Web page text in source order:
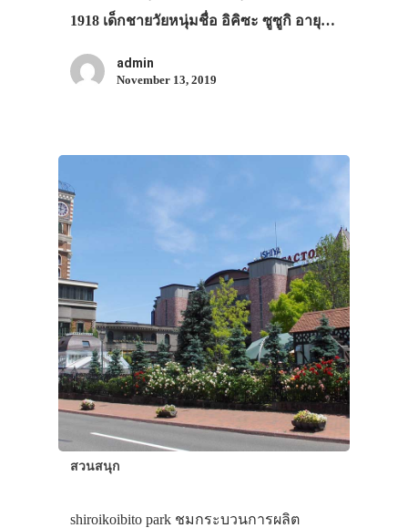
1918 เด็กชายวัยหนุ่มชื่อ อิคิซะ ซูซูกิ อายุ…
admin
November 13, 2019
สวนสนุก
shiroikoibito park ชมกระบวนการผลิต